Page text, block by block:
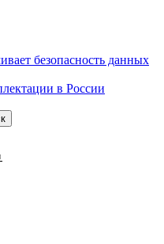
безопасность данных
в России